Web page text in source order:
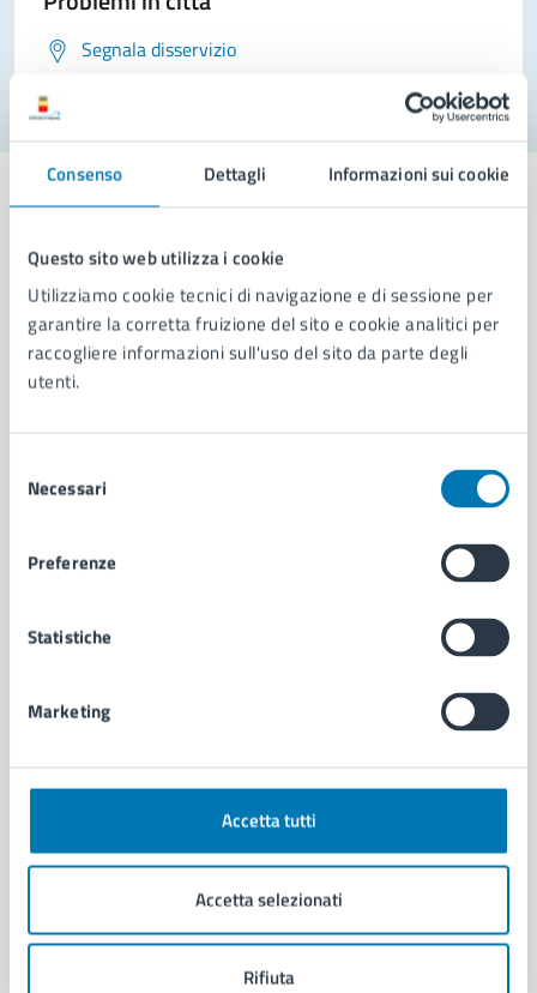
Consenso Dettagli Informazioni sui cookie
Questo sito web utilizza i cookie
Utilizziamo cookie tecnici di navigazione e di sessione per
garantire la corretta fruizione del sito e cookie analitici per
raccogliere informazioni sull'uso del sito da parte degli
utenti.
delNecessari
Preferenze
Statistiche
Marketing
Accetta tutti
Accetta selezionati
Rifiuta
Segnala disservizio
Comune di Napoli
AMMINISTRAZIONE
Aree amministrative
Uffici
Personale amministrativo
Intranet, posta aziendale e protocollo
CATEGORIE DI SERVIZIO
Autorizzazioni
Documenti e certificati
Educazione e formazione
Giustizia e sicurezza pubblica
Imprese e commercio
Salute, benessere e assistenza